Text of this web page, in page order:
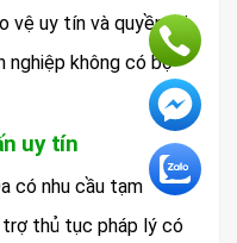
vệ uy tín và quyền lợi
nghiệp không có bộ
uy tín
có nhu cầu tạm
thủ tục pháp lý có